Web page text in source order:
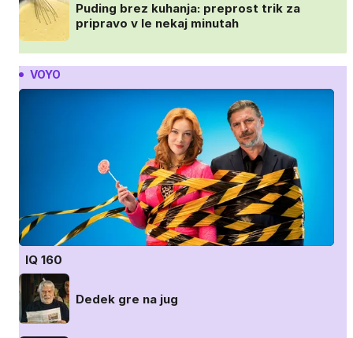
Puding brez kuhanja: preprost trik za
pripravo v le nekaj minutah
VOYO
IQ 160
Dedek gre na jug